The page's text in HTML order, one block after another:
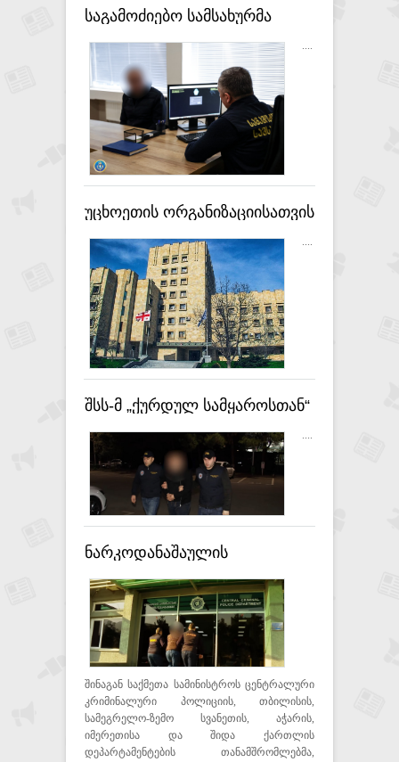
საგამოძიებო სამსახურმა
ყალბი ფულის გასაღების
ფაქტზე უცხო ქვეყნის
მოქალაქე დააკავა
უცხოეთის ორგანიზაციისათვის
და უცხოეთის კონტროლს
დაქვემდებარებული
ორგანიზაციისათვის მტრულ
საქმიანობაში დახმარების
ფაქტებზე გამოძიება დაიწყო
....
შსს-მ „ქურდულ სამყაროსთან“
კავშირში მყოფი 26 პირი
დააკავა
....
ნარკოდანაშაულის
ბრალდებით, 22 პირი
დააკავეს
შინაგან საქმეთა სამინისტროს ცენტრალური
კრიმინალური პოლიციის, თბილისის,
სამეგრელო-ზემო სვანეთის, აჭარის,
იმერეთისა და შიდა ქართლის
დეპარტამენტების თანამშრომლებმა,